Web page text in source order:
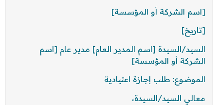
[اسم الشركة أو المؤسسة]
[تاريخ]
السيد/السيدة [اسم المدير العام] مدير عام [اسم
الشركة أو المؤسسة]
الموضوع: طلب إجازة اعتيادية
معالي السيد/السيدة،